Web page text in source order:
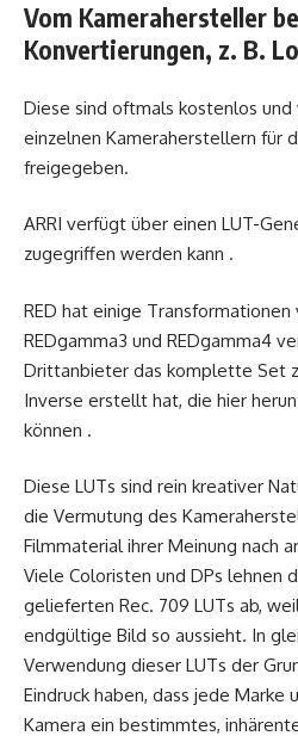
Vom Kamerahersteller
Konvertierungen, z. B.
Diese sind oftmals kostenlos
einzelnen Kameraherstellern für
freigegeben.
ARRI verfügt über einen LUT-
zugegriffen werden kann .
RED hat einige Transformationen
REDgamma3 und REDgamma4
Drittanbieter das komplette Set
Inverse erstellt hat, die hier
können .
Diese LUTs sind rein kreativer
die Vermutung des
Filmmaterial ihrer Meinung nach
Viele Coloristen und DPs lehnen
gelieferten Rec. 709 LUTs ab,
endgültige Bild so aussieht. In
Verwendung dieser LUTs der
Eindruck haben, dass jede
Kamera ein bestimmtes,